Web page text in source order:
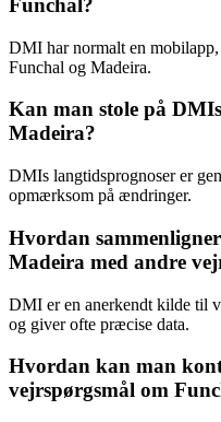
Funchal?
DMI har normalt en
Funchal og Madeira.
Kan man stole på
Madeira?
DMIs langtidsprognoser er
opmærksom på ændringer.
Hvordan
Madeira med andre
DMI er en anerkendt kilde til
og giver ofte præcise data.
Hvordan kan man
vejrspørgsmål om